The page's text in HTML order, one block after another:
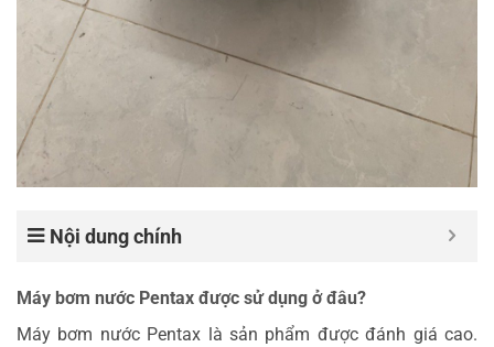
Nội dung chính
Máy bơm nước Pentax được sử dụng ở đâu?
Máy bơm nước Pentax là sản phẩm được đánh giá cao.